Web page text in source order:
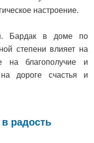
настроение.
Бардак в доме по
степени влияет на
на благополучие и
дороге счастья и
радость